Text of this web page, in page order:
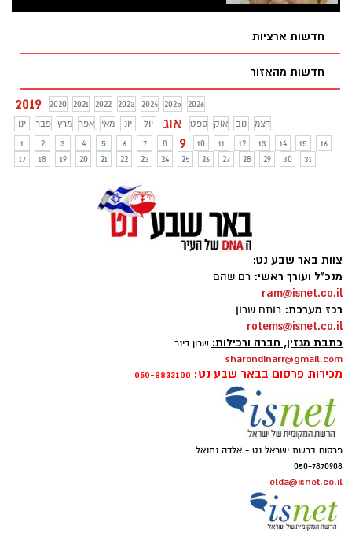
הראשונה שהיא נעדרת מביתה בתקופה
חדשות ארציות
חדשות מהאזור
2019 2020 2021 2022 2023 2024 2025
2026
ינו
פבר מרץ אפר מאי יונ יול אוג ספט אוק נוב
דצמ
1
2 3 4 5 6 7 8 9 10 11 12 13 14 15
16
17
18 19 20 21 22 23 24 25 26 27 28 29 30 31
צוות באר שבע נט:
מנכ"ל ועורך ראשי: רם שהם
ram@isnet.co.il
רכז מערכת: רותם שרון
rotems@isnet.co.il
כתבת מגזין, חברה ורכילות: שרון דינר
sharondinarr@gmail.com
מכירות פרסום בבאר שבע נט: 050-8833100
פרסום ברשת ישראל נט - אלדה נתנאל
050-7870908
elda@isnet.co.il